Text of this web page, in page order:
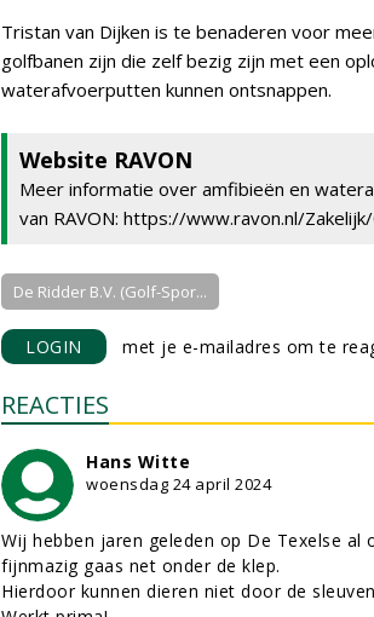
Tristan van Dijken is te benaderen voor
golfbanen zijn die zelf bezig zijn met een
waterafvoerputten kunnen ontsnappen.
Website RAVON
Meer informatie over amfibieën en
van RAVON: https://www.ravon.nl/
De Ridder B.V. (Golf-Spor...
LOGIN met je e-mailadres om te
REACTIES
Hans Witte
woensdag 24 april 2024
Wij hebben jaren geleden op De Texelse
fijnmazig gaas net onder de klep.
Hierdoor kunnen dieren niet door de